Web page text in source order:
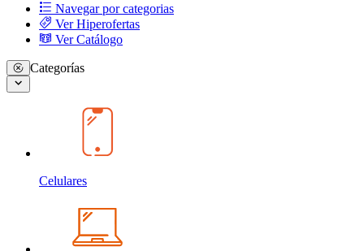
Navegar por categorias
Ver Hiperofertas
Ver Catálogo
Categorías
Celulares